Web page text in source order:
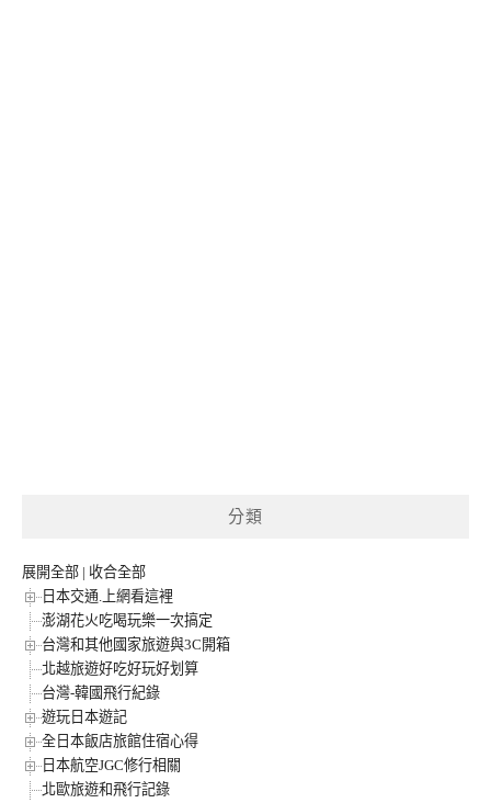
分類
展開全部 | 收合全部
日本交通.上網看這裡
澎湖花火吃喝玩樂一次搞定
台灣和其他國家旅遊與3C開箱
北越旅遊好吃好玩好划算
台灣-韓國飛行紀錄
遊玩日本遊記
全日本飯店旅館住宿心得
日本航空JGC修行相關
北歐旅遊和飛行記錄